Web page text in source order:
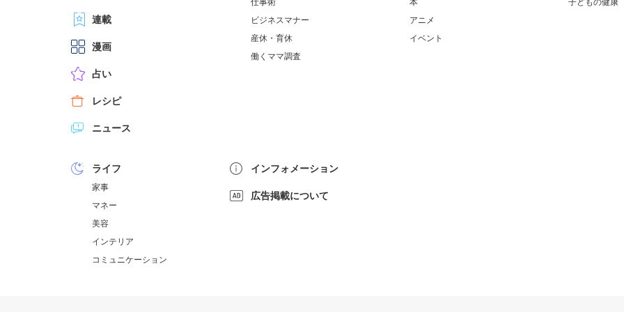
連載
漫画
占い
レシピ
ニュース
仕事術
ビジネスマナー
産休・育休
働くママ調査
本
アニメ
イベント
子どもの健康
ライフ
家事
マネー
美容
インテリア
コミュニケーション
インフォメーション
広告掲載について